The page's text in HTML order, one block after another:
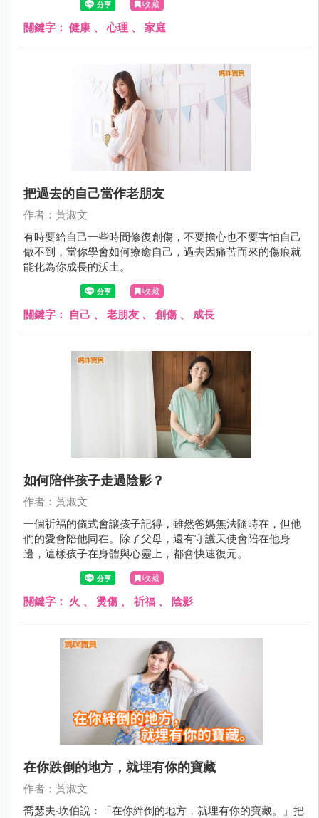
收藏
關鍵字： 健康 、心理 、 家庭
把過去的自己當作老朋友
作者：黃淑文
有時要給自己一些時間修復創傷，不要擔心也不要害怕自己
做不到，當你學會如何療癒自己，過去因痛苦而來的傷痕就
能化為你成長的沃土。
收藏
關鍵字： 自己 、 老朋友 、 創傷 、 成長
如何陪伴孩子走過陰影？
作者：黃淑文
一個祈福的儀式會讓孩子記得，雖然爸媽無法隨時在，但他
們的愛會陪他同在。除了父母，還有守護天使會陪在他身
邊，這樣孩子在身體與心靈上，都會快速復元。
收藏
關鍵字： 火 、 燙傷 、 祈福 、 陰影
在你跌倒的地方，就埋有你的寶藏
作者：黃淑文
喬瑟夫‧坎伯說：「在你絆倒的地方，就埋有你的寶藏。」把